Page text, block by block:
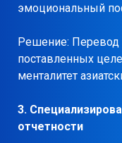
эмоциональный
Решение:
поставленных
менталитет
3.
отчетности